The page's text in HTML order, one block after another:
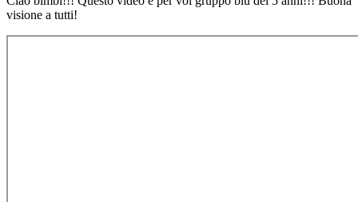
visione a tutti!